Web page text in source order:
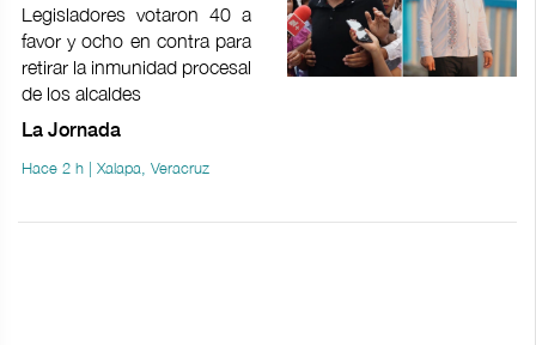
Legisladores votaron 40 a
favor y ocho en contra para
retirar la inmunidad procesal
de los alcaldes
La Jornada
Hace 2 h | Xalapa, Veracruz